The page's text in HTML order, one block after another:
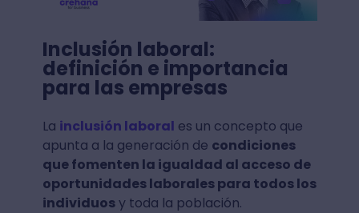
Inclusión laboral:
definición e importancia
para las empresas
La inclusión laboral es un concepto que
apunta a la generación de condiciones
que fomenten la igualdad al acceso de
oportunidades laborales para todos los
individuosy toda la población.